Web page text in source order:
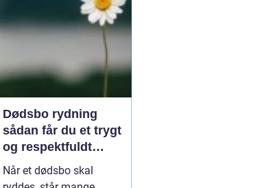
Dødsbo rydning
sådan får du et trygt
og respektfuldt
forløb
Når et dødsbo skal